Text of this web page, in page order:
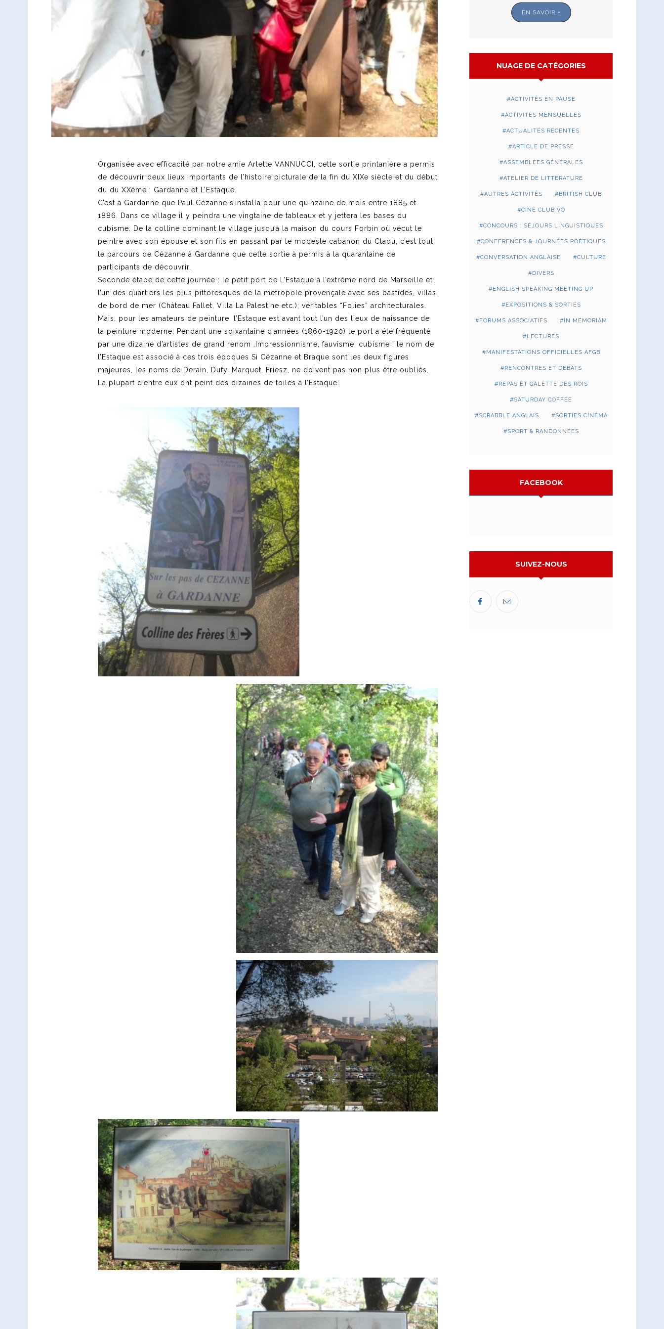
Organisée avec efficacité par notre amie Arlette VANNUCCI, cette sortie printanière a permis
de découvrir deux lieux importants de l’histoire picturale de la fin du XIXe siècle et du début
du du XXème : Gardanne et L’Estaque.
C’est à Gardanne que Paul Cézanne s’installa pour une quinzaine de mois entre 1885 et
1886. Dans ce village il y peindra une vingtaine de tableaux et y jettera les bases du
cubisme. De la colline dominant le village jusqu’à la maison du cours Forbin où vécut le
peintre avec son épouse et son fils en passant par le modeste cabanon du Claou, c’est tout
le parcours de Cézanne à Gardanne que cette sortie à permis à la quarantaine de
participants de découvrir.
Seconde étape de cette journée : le petit port de L’Estaque à l’extrême nord de Marseille et
l’un des quartiers les plus pittoresques de la métropole provençale avec ses bastides, villas
de bord de mer (Château Fallet, Villa La Palestine etc.); véritables “Folies” architecturales.
Mais, pour les amateurs de peinture, l’Estaque est avant tout l’un des lieux de naissance de
la peinture moderne. Pendant une soixantaine d’années (1860-1920) le port a été fréquenté
par une dizaine d’artistes de grand renom .Impressionnisme, fauvisme, cubisme : le nom de
l’Estaque est associé à ces trois époques Si Cézanne et Braque sont les deux figures
majeures, les noms de Derain, Dufy, Marquet, Friesz, ne doivent pas non plus être oubliés.
La plupart d’entre eux ont peint des dizaines de toiles à l’Estaque.
EN SAVOIR +
NUAGE DE CATÉGORIES
ACTIVITÉS EN PAUSE
ACTIVITÉS MENSUELLES
ACTUALITÉS RÉCENTES
ARTICLE DE PRESSE
ASSEMBLÉES GÉNÉRALES
ATELIER DE LITTÉRATURE
AUTRES ACTIVITÉS BRITISH CLUB
CINE CLUB VO
CONCOURS : SÉJOURS LINGUISTIQUES
CONFÉRENCES & JOURNÉES POÉTIQUES
CONVERSATION ANGLAISE CULTURE
DIVERS
ENGLISH SPEAKING MEETING UP
EXPOSITIONS & SORTIES
FORUMS ASSOCIATIFS IN MEMORIAM
LECTURES
MANIFESTATIONS OFFICIELLES AFGB
RENCONTRES ET DÉBATS
REPAS ET GALETTE DES ROIS
SATURDAY COFFEE
SCRABBLE ANGLAIS SORTIES CINÉMA
SPORT & RANDONNÉES
FACEBOOK
SUIVEZ-NOUS